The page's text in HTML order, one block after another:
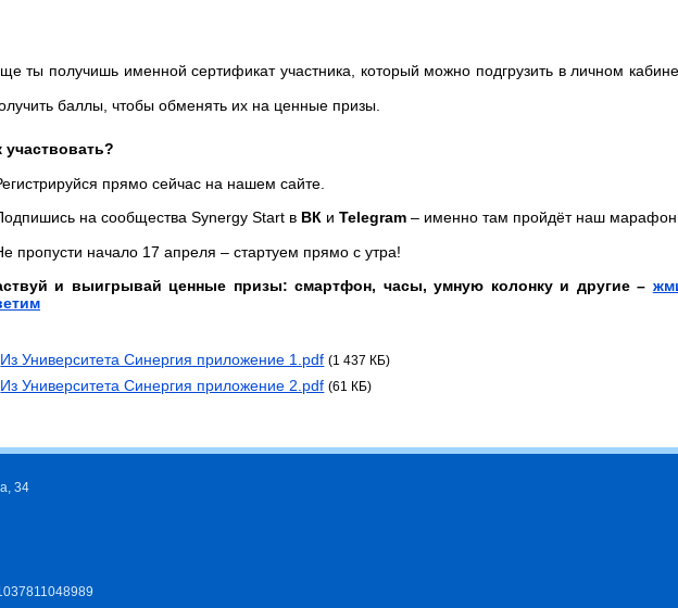
ты получишь именной сертификат участника, который можно подгрузить в личном
баллы, чтобы обменять их на ценные призы.
участвовать?
прямо сейчас на нашем сайте.
на сообщества Synergy Start в ВК и Telegram – именно там пройдёт наш
пропусти начало 17 апреля – стартуем прямо с утра!
и выигрывай ценные призы: смартфон, часы, умную колонку и другие –
Из Университета Синергия приложение 1.pdf (1 437 КБ)
Из Университета Синергия приложение 2.pdf (61 КБ)
34